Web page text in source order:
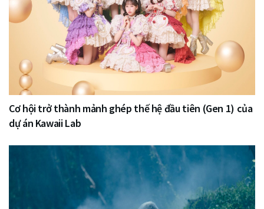
Cơ hội trở thành mảnh ghép thế hệ đầu tiên (Gen 1) của
dự án Kawaii Lab